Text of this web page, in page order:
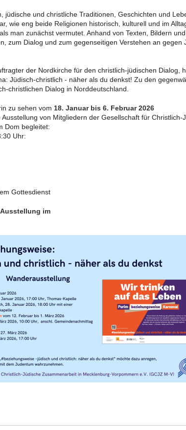
jüdische und christliche Traditionen, Geschichten und
wie eng beide Religionen historisch, kulturell und im
man zunächst vermutet. Anhand von Texten, Bildern
zum Dialog und zum gegenseitigen Verstehen an gegen
der Nordkirche für den christlich-jüdischen Dialog,
Jüdisch-christlich - näher als du denkst! Zu den
christlichen Dialog in Norddeutschland.
zu sehen vom 18. Januar bis 6. Februar 2026
von Mitgliedern der Gesellschaft für Christlich-
Dom begleitet:
Uhr:
Gottesdienst
im